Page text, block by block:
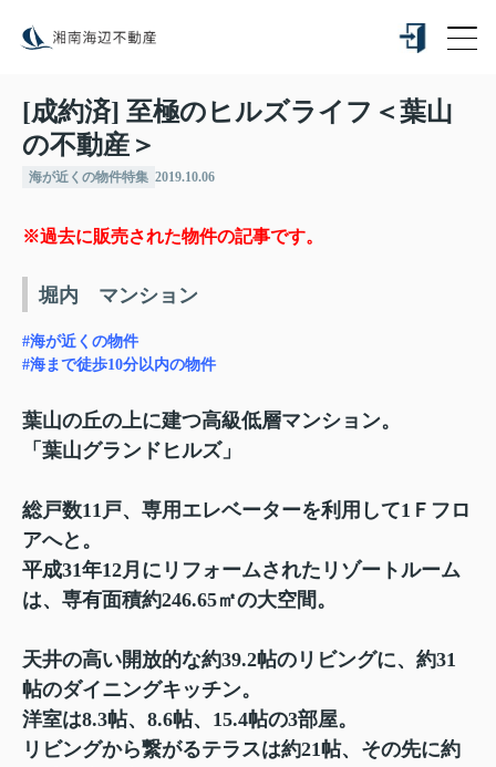
[成約済] 至極のヒルズライフ＜葉山
の不動産＞
海が近くの物件特集 2019.10.06
※過去に販売された物件の記事です。
堀内 マンション
#海が近くの物件
#海まで徒歩10分以内の物件
葉山の丘の上に建つ高級低層マンション。
「葉山グランドヒルズ」
総戸数11戸、専用エレベーターを利用して1Ｆフロ
アへと。
平成31年12月にリフォームされたリゾートルーム
は、 専有面積約246.65㎡の大空間。
天井の高い開放的な約39.2帖のリビングに、約31
帖のダイニングキッチン。
洋室は8.3帖、8.6帖、15.4帖の3部屋。
リビングから繋がるテラスは約21帖、その先に約